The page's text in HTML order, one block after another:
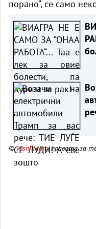
порано“, се само
©vesnik.com, правата за